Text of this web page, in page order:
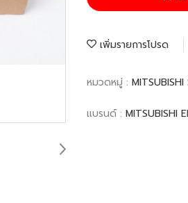
เพิ่มรายการโปรด
หมวดหมู่ :
แบรนด์ : MITSUBISHI